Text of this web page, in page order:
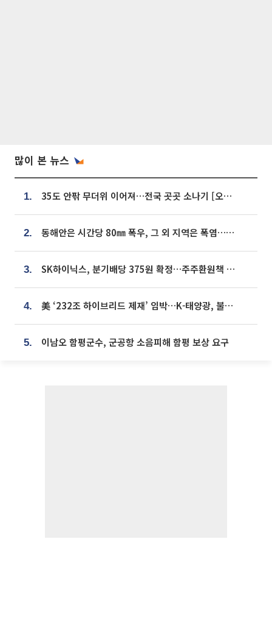
많이 본 뉴스
1. 35도 안팎 무더위 이어져…전국 곳곳 소나기 [오늘 날씨]
2. 동해안은 시간당 80㎜ 폭우, 그 외 지역은 폭염…‘극과 극 날씨’
3. SK하이닉스, 분기배당 375원 확정…주주환원책 9월로 앞당겨 발표
4. 美 ‘232조 하이브리드 제재’ 임박…K-태양광, 불확실성 털고 날개 다나
5. 이남오 함평군수, 군공항 소음피해 함평 보상 요구